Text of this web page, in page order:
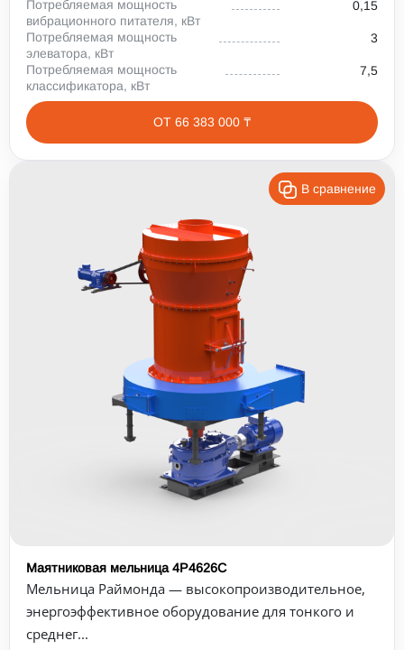
Потребляемая мощность
вибрационного питателя, кВт
0,15
Потребляемая мощность
элеватора, кВт
3
Потребляемая мощность
классификатора, кВт
7,5
ОТ 66 383 000 ₸
В сравнение
Маятниковая мельница 4Р4626С
Мельница Раймонда — высокопроизводительное,
энергоэффективное оборудование для тонкого и
среднег...